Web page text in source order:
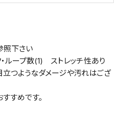
照下さい
ループ数(1) ストレッチ性あり
つようなダメージや汚れはござ
すめです。